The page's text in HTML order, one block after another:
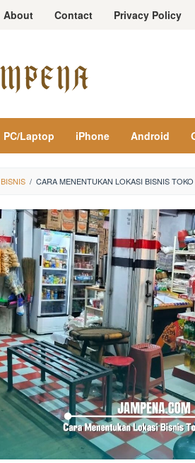
About Contact Privacy Policy
PC/Laptop iPhone Android
BISNIS / CARA MENENTUKAN LOKASI BISNIS